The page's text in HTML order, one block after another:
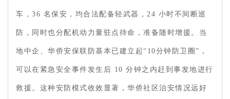
车，36 名保安，均合法配备轻武器，24 小时不间断巡
防，同时也分配机动力量驻点待命，准备随时增援。当
地中企、华侨安保联防基本已建立起“10分钟防卫圈”，
可以在紧急安全事件发生后 10 分钟之内赶到事发地进行
救援。这种安防模式收效显著，华侨社区治安情况远好